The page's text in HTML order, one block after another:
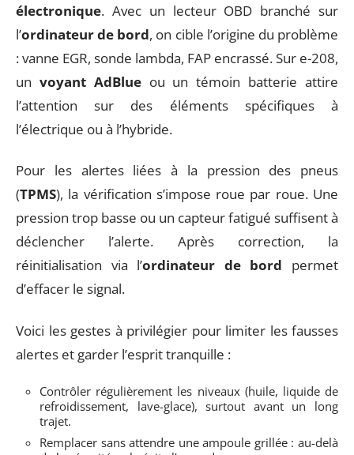
électronique. Avec un lecteur OBD branché sur
l’ordinateur de bord, on cible l’origine du problème
: vanne EGR, sonde lambda, FAP encrassé. Sur e-208,
un voyant AdBlueou un témoin batterie attire
l’attention sur des éléments spécifiques à
l’électrique ou à l’hybride.
Pour les alertes liées à la pression des pneus
(TPMS), la vérification s’impose roue par roue. Une
pression trop basse ou un capteur fatigué suffisent à
déclencher l’alerte. Après correction, la
réinitialisation via l’ordinateur de bord permet
d’effacer le signal.
Voici les gestes à privilégier pour limiter les fausses
alertes et garder l’esprit tranquille :
Contrôler régulièrement les niveaux (huile, liquide de
refroidissement, lave-glace), surtout avant un long
trajet.
Remplacer sans attendre une ampoule grillée : au-delà